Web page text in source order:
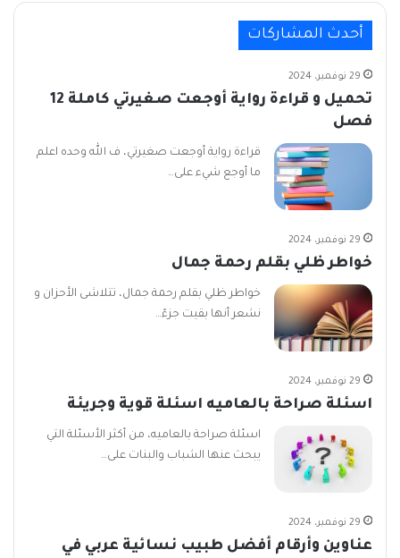
أحدث المشاركات
29 نوفمبر، 2024
تحميل و قراءة رواية أوجعت صغيرتي كاملة 12
فصل
قراءة رواية أوجعت صغيرتي، ف الله وحده اعلم
ما أوجع شيء على…
29 نوفمبر، 2024
خواطر ظلي بقلم رحمة جمال
خواطر ظلي بقلم رحمة جمال، تتلاشى الأحزان و
نشعر أنها بقيت جزءً…
29 نوفمبر، 2024
اسئلة صراحة بالعاميه اسئلة قوية وجريئة
اسئلة صراحة بالعاميه، من أكثر الأسئلة التي
يبحث عنها الشباب والبنات على…
29 نوفمبر، 2024
عناوين وأرقام أفضل طبيب نسائية عربي في